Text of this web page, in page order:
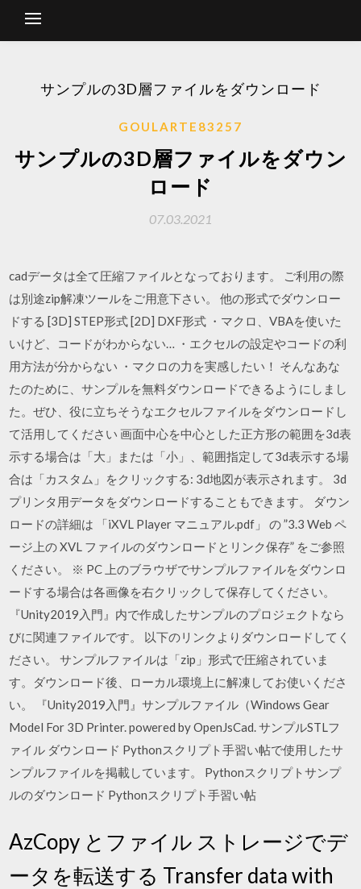
サンプルの3D層ファイルをダウンロード
GOULARTE83257
サンプルの3D層ファイルをダウン
ロード
07.03.2021
cadデータは全て圧縮ファイルとなっております。 ご利用の際
は別途zip解凍ツールをご用意下さい。 他の形式でダウンロー
ドする [3D] STEP形式 [2D] DXF形式 ・マクロ、VBAを使いた
いけど、コードがわからない… ・エクセルの設定やコードの利
用方法が分からない ・マクロの力を実感したい！ そんなあな
たのために、サンプルを無料ダウンロードできるようにしまし
た。ぜひ、役に立ちそうなエクセルファイルをダウンロードし
て活用してください 画面中心を中心とした正方形の範囲を3d表
示する場合は「大」または「小」、範囲指定して3d表示する場
合は「カスタム」をクリックする: 3d地図が表示されます。 3d
プリンタ用データをダウンロードすることもできます。 ダウン
ロードの詳細は 「iXVL Player マニュアル.pdf」 の ”3.3 Web ペ
ージ上の XVL ファイルのダウンロードとリンク保存” をご参照
ください。 ※ PC 上のブラウザでサンプルファイルをダウンロ
ードする場合は各画像を右クリックして保存してください。
『Unity2019入門』内で作成したサンプルのプロジェクトなら
びに関連ファイルです。 以下のリンクよりダウンロードしてく
ださい。 サンプルファイルは「zip」形式で圧縮されていま
す。ダウンロード後、ローカル環境上に解凍してお使いくださ
い。 『Unity2019入門』サンプルファイル（Windows Gear
Model For 3D Printer. powered by OpenJsCad. サンプルSTLフ
ァイル ダウンロード Pythonスクリプト手習い帖で使用したサ
ンプルファイルを掲載しています。 Pythonスクリプトサンプ
ルのダウンロード Pythonスクリプト手習い帖
AzCopy とファイル ストレージでデ
ータを転送する Transfer data with